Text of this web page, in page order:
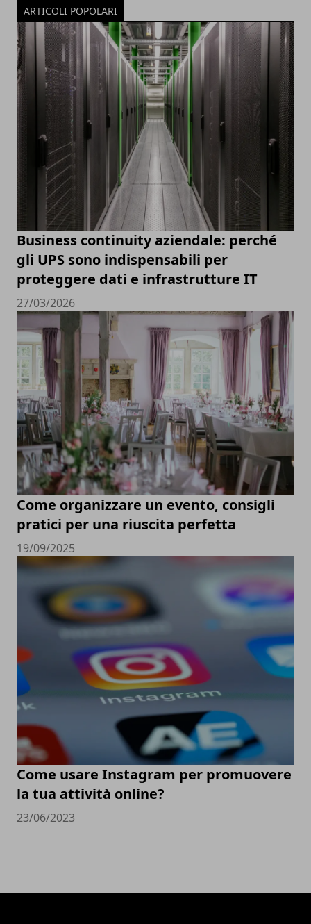
ARTICOLI POPOLARI
Business continuity aziendale: perché
gli UPS sono indispensabili per
proteggere dati e infrastrutture IT
27/03/2026
Come organizzare un evento, consigli
pratici per una riuscita perfetta
19/09/2025
Come usare Instagram per promuovere
la tua attività online?
23/06/2023